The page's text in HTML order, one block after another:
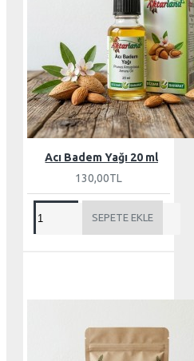
Acı Badem Yağı 20 ml
130,00TL
SEPETE EKLE